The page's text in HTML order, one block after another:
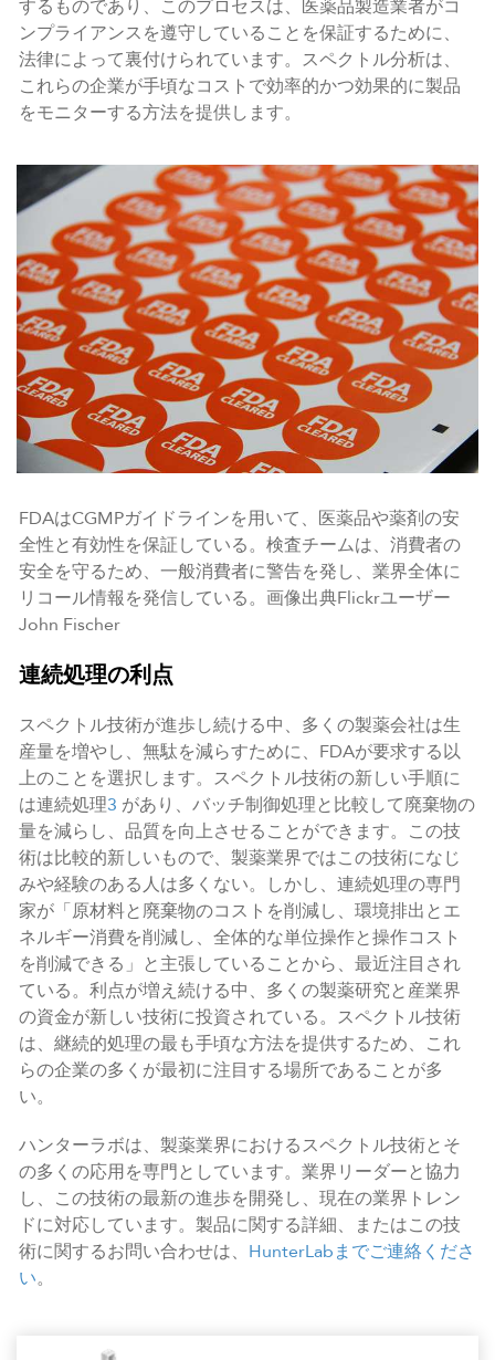
するものであり、このプロセスは、医薬品製造業者がコ
ンプライアンスを遵守していることを保証するために、
法律によって裏付けられています。スペクトル分析は、
これらの企業が手頃なコストで効率的かつ効果的に製品
をモニターする方法を提供します。
FDAはCGMPガイドラインを用いて、医薬品や薬剤の安
全性と有効性を保証している。検査チームは、消費者の
安全を守るため、一般消費者に警告を発し、業界全体に
リコール情報を発信している。画像出典Flickrユーザー
John Fischer
連続処理の利点
スペクトル技術が進歩し続ける中、多くの製薬会社は生
産量を増やし、無駄を減らすために、FDAが要求する以
上のことを選択します。スペクトル技術の新しい手順に
は連続処理3 があり、バッチ制御処理と比較して廃棄物の
量を減らし、品質を向上させることができます。この技
術は比較的新しいもので、製薬業界ではこの技術になじ
みや経験のある人は多くない。しかし、連続処理の専門
家が「原材料と廃棄物のコストを削減し、環境排出とエ
ネルギー消費を削減し、全体的な単位操作と操作コスト
を削減できる」と主張していることから、最近注目され
ている。利点が増え続ける中、多くの製薬研究と産業界
の資金が新しい技術に投資されている。スペクトル技術
は、継続的処理の最も手頃な方法を提供するため、これ
らの企業の多くが最初に注目する場所であることが多
い。
ハンターラボは、製薬業界におけるスペクトル技術とそ
の多くの応用を専門としています。業界リーダーと協力
し、この技術の最新の進歩を開発し、現在の業界トレン
ドに対応しています。製品に関する詳細、またはこの技
術に関するお問い合わせは、 HunterLabまでご連絡くださ
い。